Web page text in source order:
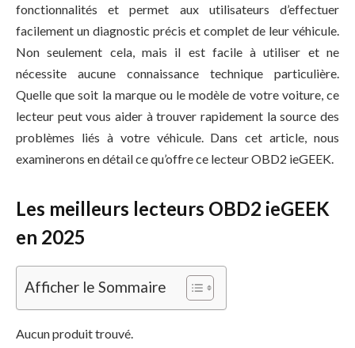
fonctionnalités et permet aux utilisateurs d’effectuer
facilement un diagnostic précis et complet de leur véhicule.
Non seulement cela, mais il est facile à utiliser et ne
nécessite aucune connaissance technique particulière.
Quelle que soit la marque ou le modèle de votre voiture, ce
lecteur peut vous aider à trouver rapidement la source des
problèmes liés à votre véhicule. Dans cet article, nous
examinerons en détail ce qu’offre ce lecteur OBD2 ieGEEK.
Les meilleurs lecteurs OBD2 ieGEEK
en 2025
Afficher le Sommaire
Aucun produit trouvé.